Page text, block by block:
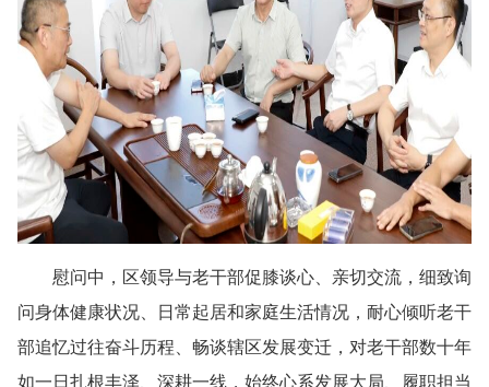
慰问中，区领导与老干部促膝谈心、亲切交流，细致询
问身体健康状况、日常起居和家庭生活情况，耐心倾听老干
部追忆过往奋斗历程、畅谈辖区发展变迁，对老干部数十年
如一日扎根丰泽、深耕一线，始终心系发展大局、履职担当